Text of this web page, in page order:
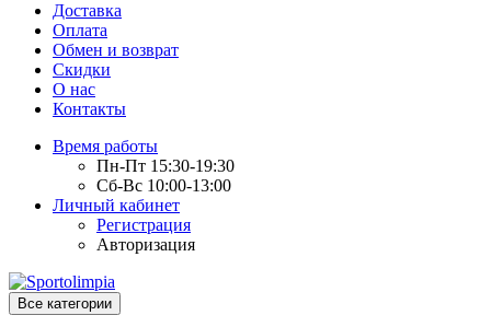
Доставка
Оплата
Обмен и возврат
Скидки
О нас
Контакты
Время работы
Пн-Пт 15:30-19:30
Сб-Вс 10:00-13:00
Личный кабинет
Регистрация
Авторизация
Все категории